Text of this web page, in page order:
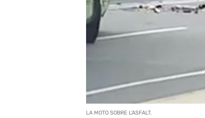
LA MOTO SOBRE L'ASFALT.